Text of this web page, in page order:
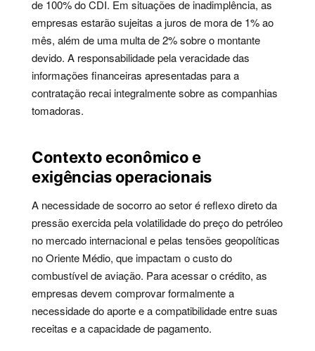
de 100% do CDI. Em situações de inadimplência, as
empresas estarão sujeitas a juros de mora de 1% ao
mês, além de uma multa de 2% sobre o montante
devido. A responsabilidade pela veracidade das
informações financeiras apresentadas para a
contratação recai integralmente sobre as companhias
tomadoras.
Contexto econômico e
exigências operacionais
A necessidade de socorro ao setor é reflexo direto da
pressão exercida pela volatilidade do preço do petróleo
no mercado internacional e pelas tensões geopolíticas
no Oriente Médio, que impactam o custo do
combustível de aviação. Para acessar o crédito, as
empresas devem comprovar formalmente a
necessidade do aporte e a compatibilidade entre suas
receitas e a capacidade de pagamento.